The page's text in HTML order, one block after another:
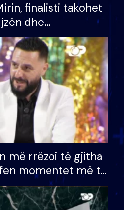
finalisti takohet
dhe
ndonjë letër
më rrëzoi të gjitha
momentet më të
e BB VIP: Do më
kur…